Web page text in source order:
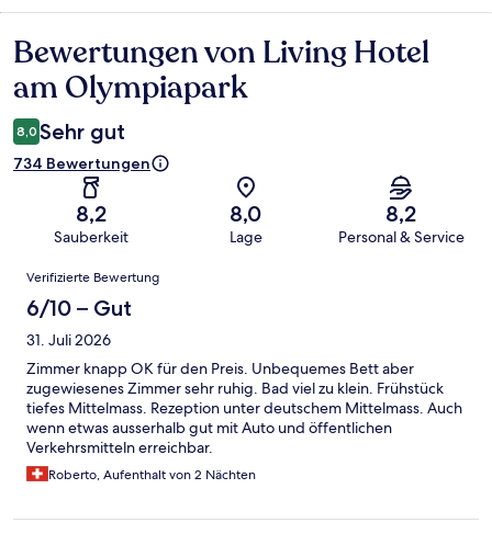
Bewertungen
Bewertungen von Living Hotel
am Olympiapark
8,0 Sehr gut
734 Bewertungen
8,2
Sauberkeit
8,0
Lage
8,2
Personal & Service
Bewertungen
Verifizierte Bewertung
6/10 – Gut
31. Juli 2026
Zimmer knapp OK für den Preis. Unbequemes Bett aber
zugewiesenes Zimmer sehr ruhig. Bad viel zu klein. Frühstück
tiefes Mittelmass. Rezeption unter deutschem Mittelmass. Auch
wenn etwas ausserhalb gut mit Auto und öffentlichen
Verkehrsmitteln erreichbar.
Roberto, Aufenthalt von 2 Nächten